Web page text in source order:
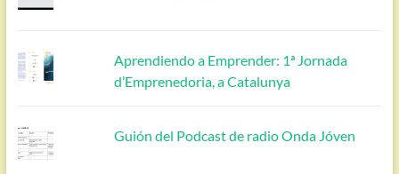
Aprendiendo a Emprender: 1ª Jornada
d’Emprenedoria, a Catalunya
Guión del Podcast de radio Onda Jóven